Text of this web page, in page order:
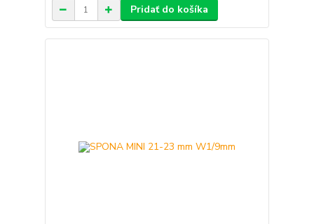
Pridať do košíka